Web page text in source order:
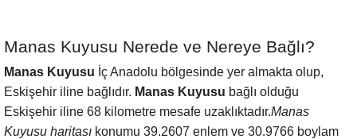
Manas Kuyusu Nerede ve Nereye Bağlı?
Manas Kuyusu İç Anadolu bölgesinde yer almakta olup,
Eskişehir iline bağlıdır. Manas Kuyusu bağlı olduğu
Eskişehir iline 68 kilometre mesafe uzaklıktadır.Manas
Kuyusu haritası konumu 39.2607 enlem ve 30.9766 boylam